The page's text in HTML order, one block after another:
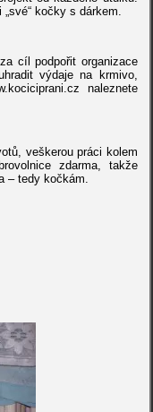
kočky s dárkem.
cíl podpořit organizace
výdaje na krmivo,
naleznete
veškerou práci kolem
zdarma, takže
– tedy kočkám.